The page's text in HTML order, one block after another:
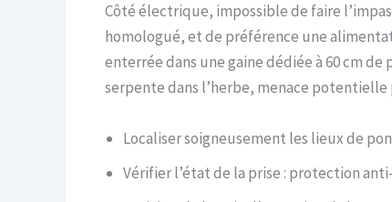
Côté électrique, impossible de faire
homologué, et de préférence une
enterrée dans une gaine dédiée à 60 cm
serpente dans l’herbe, menace
Localiser soigneusement les lieux de
Vérifier l’état de la prise : protection